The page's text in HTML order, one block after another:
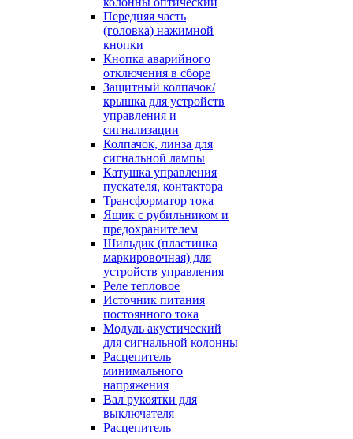
Передняя часть
(головка) нажимной
кнопки
Кнопка аварийного
отключения в сборе
Защитный колпачок/
крышка для устройств
управления и
сигнализации
Колпачок, линза для
сигнальной лампы
Катушка управления
пускателя, контактора
Трансформатор тока
Ящик с рубильником и
предохранителем
Шильдик (пластинка
маркировочная) для
устройств управления
Реле тепловое
Источник питания
постоянного тока
Модуль акустический
для сигнальной колонны
Расцепитель
минимального
напряжения
Вал рукоятки для
выключателя
Расцепитель